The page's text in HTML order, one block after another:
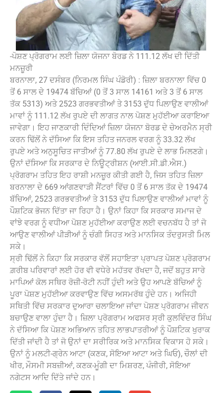
-ਪੋਸ਼ਣ ਪ੍ਰੋਗਰਾਮ ਲਈ ਜ਼ਿਲਾ ਯੋਜਨਾ ਬੋਰਡ ਨੇ 111.12 ਲੱਖ ਦੀ ਦਿੱਤੀ
ਮਨਜ਼ੂਰੀ
ਬਰਨਾਲਾ, 27 ਦਸੰਬਰ (ਨਿਰਮਲ ਸਿੰਘ ਪੰਡੋਰੀ) : ਜ਼ਿਲਾ ਬਰਨਾਲਾ ਵਿੱਚ 0
ਤੋਂ 6 ਸਾਲ ਦੇ 19474 ਬੱਚਿਆਂ (0 ਤੋਂ 3 ਸਾਲ 14161 ਅਤੇ 3 ਤੋਂ 6 ਸਾਲ
ਤੱਕ 5313) ਅਤੇ 2523 ਗਰਭਵਤੀਆਂ ਤੇ 3153 ਦੁੱਧ ਪਿਲਾਉਣ ਵਾਲੀਆਂ
ਮਾਵਾਂ ਨੂੰ 111.12 ਲੱਖ ਰੁਪਏ ਦੀ ਲਾਗਤ ਨਾਲ ਪੋਸ਼ਣ ਮੁਹੱਈਆ ਕਰਾਇਆ
ਜਾਵੇਗਾ। ਇਹ ਜਾਣਕਾਰੀ ਦਿੰਦਿਆਂ ਜ਼ਿਲਾ ਯੋਜਨਾ ਬੋਰਡ ਦੇ ਚੇਅਰਮੈਨ ਸ੍ਰੀ
ਕਰਨ ਢਿੱਲੋਂ ਨੇ ਦੱਸਿਆ ਕਿ ਇਸ ਤਹਿਤ ਜਨਰਲ ਵਰਗ ਨੂੰ 33.32 ਲੱਖ
ਰੁਪਏ ਅਤੇ ਅਨੁਸੂਚਿਤ ਜਾਤੀਆਂ ਨੂੰ 77.80 ਲੱਖ ਰੁਪਏ ਦੇ ਲਾਭ ਮਿਲਣਗੇ।
ਉਨਾਂ ਦੱਸਿਆ ਕਿ ਸਰਕਾਰ ਦੇ ਨਿਊਟ੍ਰੀਸ਼ਨ (ਆਈ.ਸੀ.ਡੀ.ਐਸ.)
ਪ੍ਰੋਗਰਾਮ ਤਹਿਤ ਇਹ ਰਾਸ਼ੀ ਮਨਜ਼ੂਰ ਕੀਤੀ ਗਈ ਹੈ, ਜਿਸ ਤਹਿਤ ਜ਼ਿਲਾ
ਬਰਨਾਲਾ ਦੇ 669 ਆਂਗਣਵਾੜੀ ਸੈਂਟਰਾਂ ਵਿੱਚ 0 ਤੋਂ 6 ਸਾਲ ਤੱਕ ਦੇ 19474
ਬੱਚਿਆਂ, 2523 ਗਰਭਵਤੀਆਂ ਤੇ 3153 ਦੁੱਧ ਪਿਲਾਉਣ ਵਾਲੀਆਂ ਮਾਵਾਂ ਨੂੰ
ਪੌਸ਼ਟਿਕ ਭੋਜਨ ਦਿੱਤਾ ਜਾ ਰਿਹਾ ਹੈ। ਉਨਾਂ ਕਿਹਾ ਕਿ ਸਰਕਾਰ ਸਮਾਜ ਦੇ
ਵਾਂਝੇ ਵਰਗ ਨੂੰ ਵਧੀਆ ਪੋਸ਼ਣ ਮੁਹੱਈਆ ਕਰਾਉਣ ਲਈ ਵਚਨਬੱਧ ਹੈ ਤਾਂ ਜੋ
ਆਉਣ ਵਾਲੀਆਂ ਪੀੜੀਆਂ ਨੂੰ ਚੰਗੀ ਸਿਹਤ ਅਤੇ ਮਾਨਸਿਕ ਤੰਦਰੁਸਤੀ ਮਿਲ
ਸਕੇ।
ਸ੍ਰੀ ਢਿੱਲੋਂ ਨੇ ਕਿਹਾ ਕਿ ਸਰਕਾਰ ਵੱਲੋਂ ਸਹਾਇਤਾ ਪ੍ਰਾਪਤ ਪੋਸ਼ਣ ਪ੍ਰੋਗਰਾਮ
ਗ਼ਰੀਬ ਪਰਿਵਾਰਾਂ ਲਈ ਹੋਰ ਵੀ ਵਧੇਰੇ ਮਹੱਤਵ ਰੱਖਦਾ ਹੈ, ਜਦੋਂ ਬਹੁਤ ਸਾਰੇ
ਮਾਪਿਆਂ ਕੋਲ ਸਥਿਰ ਰੋਜ਼ੀ-ਰੋਟੀ ਨਹੀਂ ਹੁੰਦੀ ਅਤੇ ਉਹ ਆਪਣੇ ਬੱਚਿਆਂ ਨੂੰ
ਪੂਰਾ ਪੋਸ਼ਣ ਮੁਹੱਈਆ ਕਰਵਾਉਣ ਵਿੱਚ ਅਸਮਰੱਥ ਹੁੰਦੇ ਹਨ। ਅਜਿਹੀ
ਸਥਿਤੀ ਵਿੱਚ ਸਰਕਾਰ ਦੁਆਰਾ ਚਲਾਇਆ ਜਾਂਦਾ ਪੋਸ਼ਣ ਪ੍ਰੋਗਰਾਮ ਜੀਵਨ
ਬਚਾਉਣ ਵਾਲਾ ਹੁੰਦਾ ਹੈ। ਜ਼ਿਲਾ ਪ੍ਰੋਗਰਾਮ ਅਫਸਰ ਸ੍ਰੀ ਕੁਲਵਿੰਦਰ ਸਿੰਘ
ਨੇ ਦੱਸਿਆ ਕਿ ਪੋਸ਼ਣ ਅਭਿਆਨ ਤਹਿਤ ਲਾਭਪਾਤਰੀਆਂ ਨੂੰ ਪੌਸ਼ਟਿਕ ਖੁਰਾਕ
ਦਿੱਤੀ ਜਾਂਦੀ ਹੈ ਤਾਂ ਜੋ ਉਨਾਂ ਦਾ ਸਰੀਰਿਕ ਅਤੇ ਮਾਨਸਿਕ ਵਿਕਾਸ ਹੋ ਸਕੇ।
ਉਨਾਂ ਨੂੰ ਮਲਟੀ-ਗ੍ਰੇਨ ਆਟਾ (ਕਣਕ, ਸੋਇਆ ਆਟਾ ਅਤੇ ਘਿਓ), ਚੌਲਾਂ ਦੀ
ਖੀਰ, ਮੌਸਮੀ ਸਬਜ਼ੀਆਂ, ਕਣਕ-ਮੂੰਗੀ ਦਾ ਮਿਸ਼ਰਣ, ਪੰਜੀਰੀ, ਸੋਇਆ
ਨਗੇਟਸ ਆਦਿ ਦਿੱਤੇ ਜਾਂਦੇ ਹਨ।